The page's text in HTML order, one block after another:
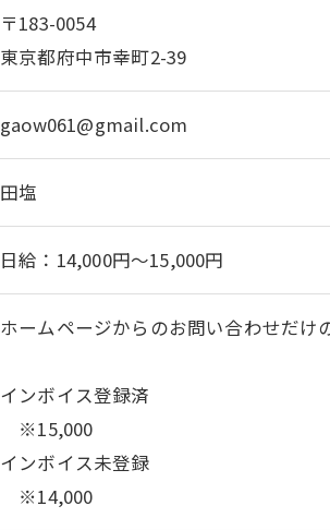
〒183-0054
東京都府中市幸町2-39
gaow061@gmail.com
田塩
日給：14,000円～15,000円
ホームページからのお問い合わせだけ
インボイス登録済
※15,000
インボイス未登録
※14,000